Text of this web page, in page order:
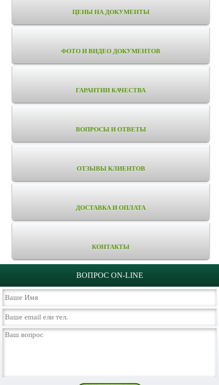
ЦЕНЫ НА ДОКУМЕНТЫ
ФОТО И ВИДЕО ДОКУМЕНТОВ
ГАРАНТИИ КАЧЕСТВА
ВОПРОСЫ И ОТВЕТЫ
ОТЗЫВЫ КЛИЕНТОВ
ДОСТАВКА И ОПЛАТА
КОНТАКТЫ
ВОПРОС ON-LINE